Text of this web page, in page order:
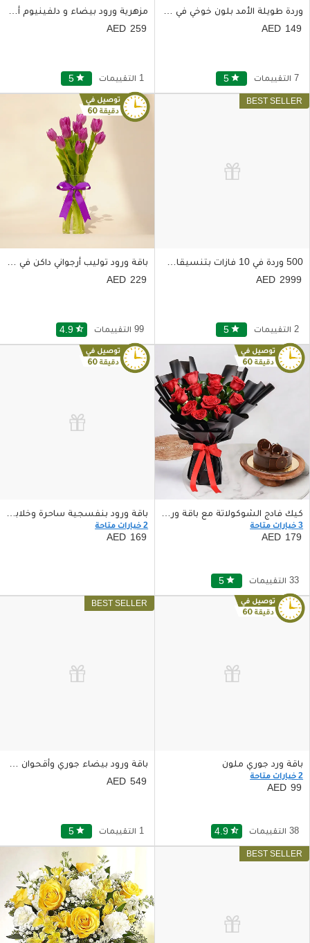
149
5 star 7 التقييمات
مزهرية ورود بيضاء و دلفينيوم أزرق
259
5 star 1 التقييمات
500 وردة في 10 فازات بتنسيقات ورود متنوعة
2999
5 star 2 التقييمات
229
4.9 star_half 99 التقييمات
3 خيارات متاحة
179
5 star 33 التقييمات
باقة ورود بنفسجية ساحرة وخلابة في مزهرية زجاجية
2 خيارات متاحة
169
باقة ورد جوري ملون
2 خيارات متاحة
99
4.9 star_half 38 التقييمات
باقة ورود بيضاء جوري وأقحوان وبيبي روز
549
5 star 1 التقييمات